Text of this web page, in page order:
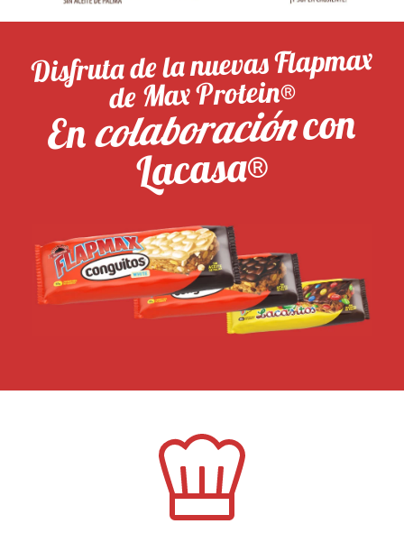
Disfruta de la nuevas Flapmax
de Max Protein®
Encolaboracióncon
Lacasa®